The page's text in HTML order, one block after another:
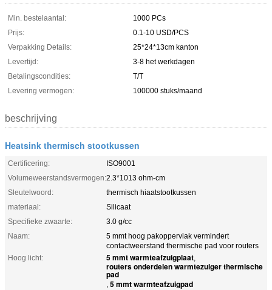
Min. bestelaantal:
1000 PCs
Prijs:
0.1-10 USD/PCS
Verpakking Details:
25*24*13cm kanton
Levertijd:
3-8 het werkdagen
Betalingscondities:
T/T
Levering vermogen:
100000 stuks/maand
beschrijving
Heatsink thermisch stootkussen
Certificering:
ISO9001
Volumeweerstandsvermogen:2.3*1013 ohm-cm
Sleutelwoord:
thermisch hiaatstootkussen
materiaal:
Silicaat
Specifieke zwaarte:
3.0 g/cc
Naam:
5 mmt hoog pakoppervlak vermindert
contactweerstand thermische pad voor routers
Hoog licht:
5 mmt warmteafzuigplaat,
routers onderdelen warmtezuiger thermische
pad
, 5 mmt warmteafzuigpad